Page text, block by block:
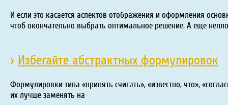
И если это касается аспектов отображения и оформления
чтоб окончательно выбрать оптимальное решение. А еще
› Избегайте абстрактных формулировок
Формулировки типа «принять считать», «известно, что»,
их лучше заменять на